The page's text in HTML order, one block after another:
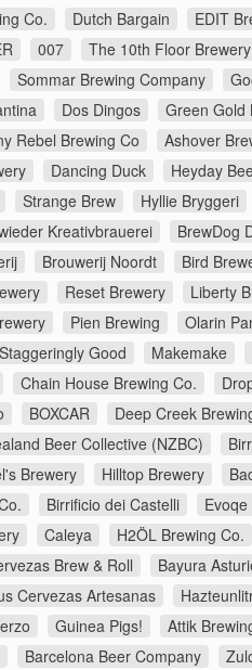
Co. Dutch Bargain EDIT
007 The 10th Floor Brewery
Sommar Brewing Company
Dos Dingos Green Gold
Rebel Brewing Co Ashover
Dancing Duck Heyday
Strange Brew Hyllie Bryggeri
Kreativbrauerei BrewDog
Brouwerij Noordt Bird
Reset Brewery Liberty
Pien Brewing Olarin
Staggeringly Good Makemake
Chain House Brewing Co.
BOXCAR Deep Creek
Beer Collective (NZBC)
Brewery Hilltop Brewery
Birrificio dei Castelli
Caleya H2ÖL Brewing Co.
Brew & Roll Bayura
Cervezas Artesanas
Guinea Pigs! Attik
Barcelona Beer Company